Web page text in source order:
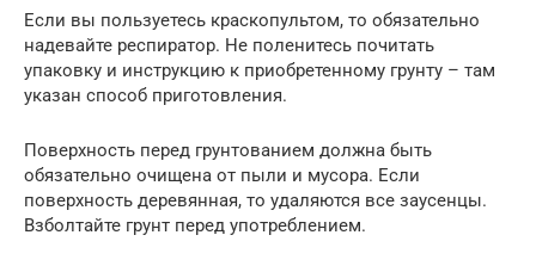
Если вы пользуетесь краскопультом, то обязательно
надевайте респиратор. Не поленитесь почитать
упаковку и инструкцию к приобретенному грунту – там
указан способ приготовления.
Поверхность перед грунтованием должна быть
обязательно очищена от пыли и мусора. Если
поверхность деревянная, то удаляются все заусенцы.
Взболтайте грунт перед употреблением.